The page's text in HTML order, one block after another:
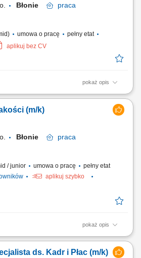
Błonie
praca
umowa o pracę
pełny etat
aplikuj bez CV
pokaż opis
procesów produkcyjnych,
i koordynacja działań dla osiągnięcia
działań dla redukcji poziomu
(m/k)
Błonie
praca
/ junior umowa o pracę
pełny etat
aplikuj szybko
pokaż opis
obowiązków? Bieżąca kontrola jakości
produkcyjnej, Współpraca z innymi
ds. Kadr i Płac (m/k)